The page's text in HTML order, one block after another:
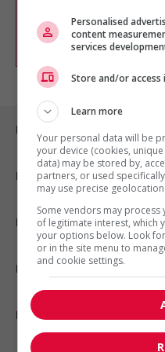
d'intérêt en
comme membre
Emplois par ville
Emplois par secteur
Emplois par statut
Emplois par type
Nos suggestions
Personalised
content
services
Store and/or
Learn more
Your personal data will be
your device (cookies,
data) may be stored by,
partners, or used
may use precise
Some vendors may
of legitimate interest, which
your options below. Look
or in the site menu to
and cookie settings.